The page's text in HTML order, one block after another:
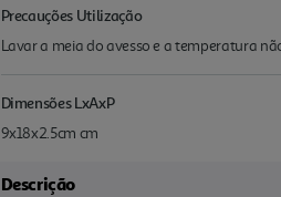
Precauções Utilização
Lavar a meia do avesso e a temperatura
Dimensões LxAxP
9x18x2.5cm cm
Descrição